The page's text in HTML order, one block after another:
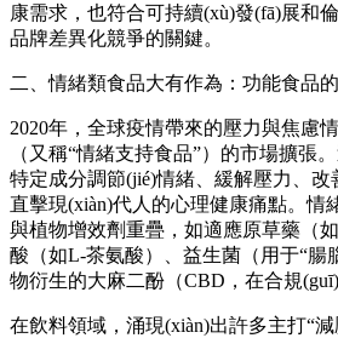
康需求，也符合可持續(xù)發(fā)展和
品牌差異化競爭的關鍵。
二、情緒類食品大有作為：功能食品
2020年，全球疫情帶來的壓力與焦慮
（又稱“情緒支持食品”）的市場擴張
特定成分調節(jié)情緒、緩解壓力、改
直擊現(xiàn)代人的心理健康痛點。情
與植物增效劑重疊，如適應原草藥（
酸（如L-茶氨酸）、益生菌（用于“腸
物衍生的大麻二酚（CBD，在合規(guī)
在飲料領域，涌現(xiàn)出許多主打“減